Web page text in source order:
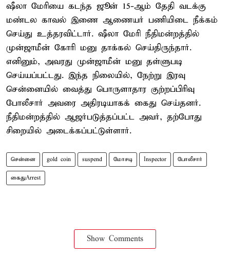
ஷீலா மேரியை கடந்த ஜூன் 15-ஆம் தேதி வடக்கு
மண்டல காவல் இணை ஆணையர் பணியிடை நீக்கம்
செய்து உத்தரவிட்டார். ஷீலா மேரி நீதிமன்றத்தில்
முன்ஜாமீன் கோரி மனு தாக்கல் செய்திருந்தார்.
எனினும், அவரது முன்ஜாமீன் மனு தள்ளுபடி
செய்யப்பட்டது. இந்த நிலையில், நேற்று இரவு
சென்னையில் வைத்து பொருளாதார குற்றப்பிரிவு
போலீசார் அவரை அதிரடியாகக் கைது செய்தனர்.
நீதிமன்றத்தில் ஆஜர்படுத்தப்பட்ட அவர், தற்போது
சிறையில் அடைக்கப்பட்டுள்ளார்.
சென்னை gold coin suspend மோசடி Inspector போலீசார்
கைதுArrest
Show Comments